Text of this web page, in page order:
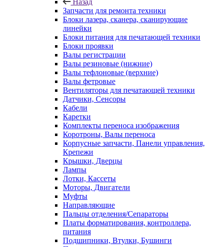
Назад
Запчасти для ремонта техники
Блоки лазера, сканера, сканирующие
линейки
Блоки питания для печатающей техники
Блоки проявки
Валы регистрации
Валы резиновые (нижние)
Валы тефлоновые (верхние)
Валы фетровые
Вентиляторы для печатающей техники
Датчики, Сенсоры
Кабели
Каретки
Комплекты переноса изображения
Коротроны, Валы переноса
Корпусные запчасти, Панели управления,
Крепежи
Крышки, Дверцы
Лампы
Лотки, Кассеты
Моторы, Двигатели
Муфты
Направляющие
Пальцы отделения/Сепараторы
Платы форматирования, контроллера,
питания
Подшипники, Втулки, Бушинги